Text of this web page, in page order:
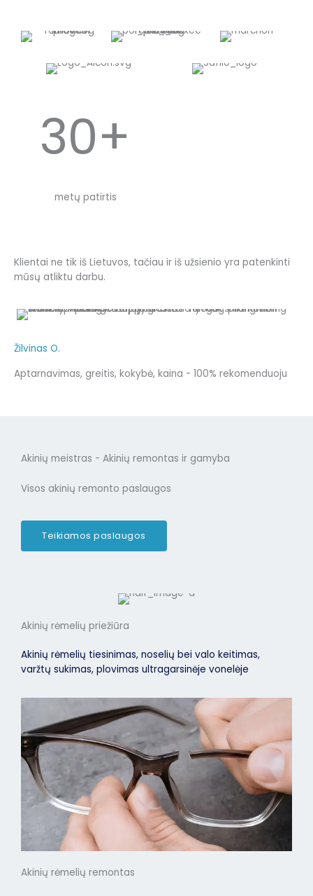
30+
metų patirtis
Klientai ne tik iš Lietuvos, tačiau ir iš užsienio yra patenkinti
mūsų atliktu darbu.
Žilvinas O.
Aptarnavimas, greitis, kokybė, kaina - 100% rekomenduoju
Akinių meistras - Akinių remontas ir gamyba
Visos akinių remonto paslaugos
Teikiamos paslaugos
Akinių rėmelių priežiūra
Akinių rėmelių tiesinimas, noselių bei valo keitimas,
varžtų sukimas, plovimas ultragarsinėje vonelėje
Akinių rėmelių remontas